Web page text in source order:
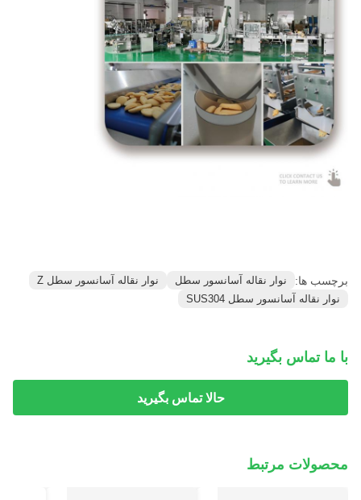
برچسب ها: نوار نقاله آسانسور سطل
نوار نقاله آسانسور سطل Z
نوار نقاله آسانسور سطل SUS304
با ما تماس بگیرید
حالا تماس بگیرید
محصولات مرتبط